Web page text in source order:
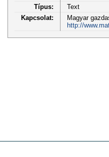
Típus:
Text
Kapcsolat:
Magyar
http://